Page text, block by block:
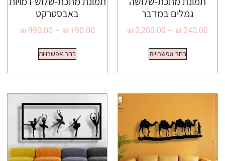
גמלים במדבר
₪ 240.00
–
₪ 2,200.00
בחר אפשרויות
באבסטרקט
₪ 190.00
–
₪ 990.00
בחר אפשרויות